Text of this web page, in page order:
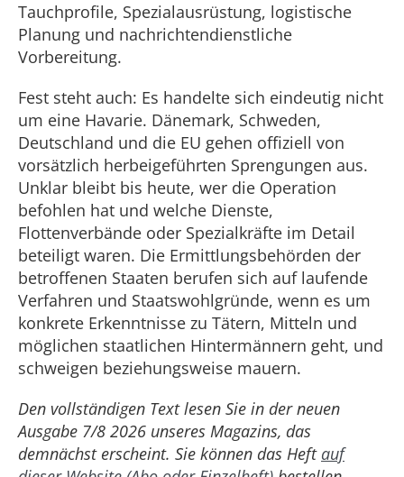
Tauchprofile, Spezialausrüstung, logistische
Planung und nachrichtendienstliche
Vorbereitung.
Fest steht auch: Es handelte sich eindeutig nicht
um eine Havarie. Dänemark, Schweden,
Deutschland und die EU gehen offiziell von
vorsätzlich herbeigeführten Sprengungen aus.
Unklar bleibt bis heute, wer die Operation
befohlen hat und welche Dienste,
Flottenverbände oder Spezialkräfte im Detail
beteiligt waren. Die Ermittlungsbehörden der
betroffenen Staaten berufen sich auf laufende
Verfahren und Staatswohlgründe, wenn es um
konkrete Erkenntnisse zu Tätern, Mitteln und
möglichen staatlichen Hintermännern geht, und
schweigen beziehungsweise mauern.
Den vollständigen Text lesen Sie in der neuen
Ausgabe 7/8 2026 unseres Magazins, das
demnächst erscheint. Sie können das Heft auf